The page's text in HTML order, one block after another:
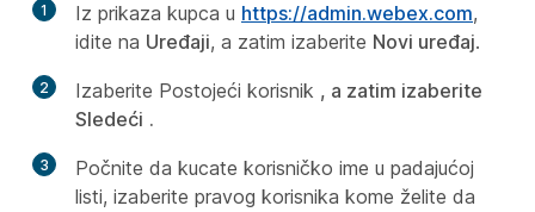
1 Iz prikaza kupca u https://admin.webex.com,
idite na Uređaji, a zatim izaberite Novi uređaj.
2 Izaberite Postojeći korisnik , a zatim izaberite
Sledeći .
3
Počnite da kucate korisničko ime u padajućoj
listi, izaberite pravog korisnika kome želite da